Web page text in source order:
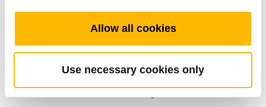
Allow all cookies
Use necessary cookies only
personeel de zwengel gemakkelijk bedienen om
het bed van de patiënt zonder
stroomvoorziening te verstellen. Bovendien kan
deze lineaire actuator optioneel worden geleverd